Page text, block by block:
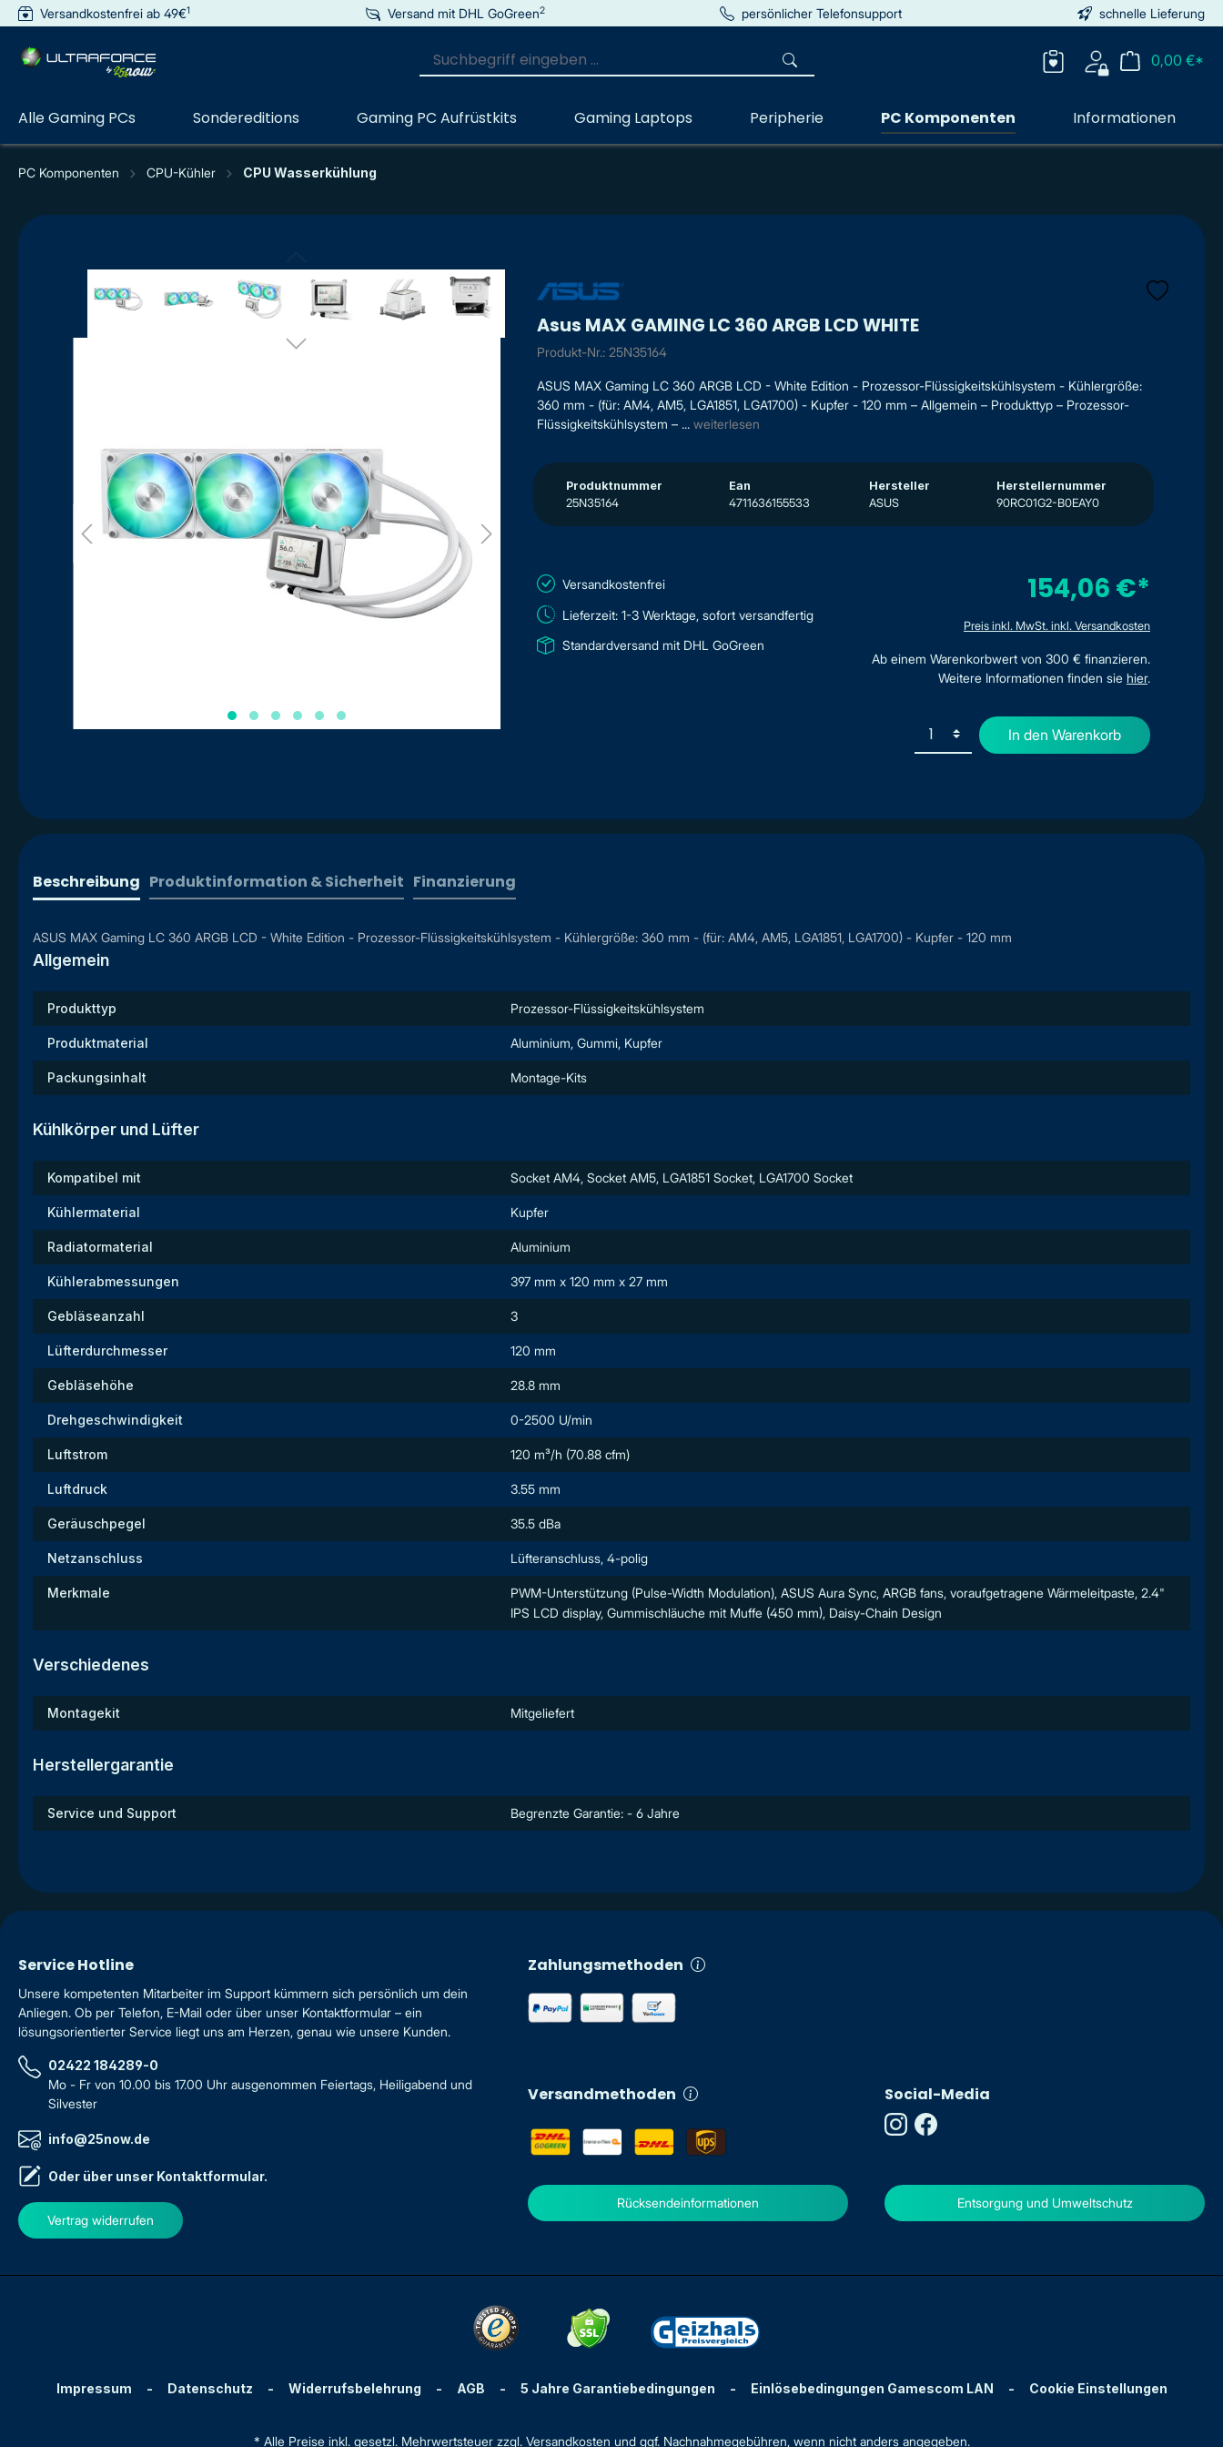
springen Zur Hauptnavigation springen
Versandkostenfrei ab 49€1 Versand mit DHL GoGreen2 persönlicher Telefonsupport schnelle Lieferung
0,00 €*
Alle Gaming PCs Sondereditions Gaming PC Aufrüstkits Gaming Laptops Peripherie PC Komponenten Informationen
PC Komponenten CPU-Kühler CPU Wasserkühlung
Asus MAX GAMING LC 360 ARGB LCD WHITE
Produkt-Nr.: 25N35164
ASUS MAX Gaming LC 360 ARGB LCD - White Edition - Prozessor-Flüssigkeitskühlsystem - Kühlergröße:
360 mm - (für: AM4, AM5, LGA1851, LGA1700) - Kupfer - 120 mm – Allgemein – Produkttyp – Prozessor-
Flüssigkeitskühlsystem – ... weiterlesen
Produktnummer
25N35164
Ean
4711636155533
Hersteller
ASUS
Herstellernummer
90RC01G2-B0EAY0
Versandkostenfrei
Lieferzeit: 1-3 Werktage, sofort versandfertig
Standardversand mit DHL GoGreen
154,06 €*
Preis inkl. MwSt. inkl. Versandkosten
Ab einem Warenkorbwert von 300 € finanzieren.
Weitere Informationen finden sie hier.
In den Warenkorb
Beschreibung Produktinformation & Sicherheit Finanzierung
ASUS MAX Gaming LC 360 ARGB LCD - White Edition - Prozessor-Flüssigkeitskühlsystem - Kühlergröße: 360 mm - (für: AM4, AM5, LGA1851, LGA1700) - Kupfer - 120 mm
Allgemein
Produkttyp Prozessor-Flüssigkeitskühlsystem
Produktmaterial Aluminium, Gummi, Kupfer
Packungsinhalt Montage-Kits
Kühlkörper und Lüfter
Kompatibel mit Socket AM4, Socket AM5, LGA1851 Socket, LGA1700 Socket
Kühlermaterial Kupfer
Radiatormaterial Aluminium
Kühlerabmessungen 397 mm x 120 mm x 27 mm
Gebläseanzahl 3
Lüfterdurchmesser 120 mm
Gebläsehöhe 28.8 mm
Drehgeschwindigkeit 0-2500 U/min
Luftstrom 120 m³/h (70.88 cfm)
Luftdruck 3.55 mm
Geräuschpegel 35.5 dBa
Netzanschluss Lüfteranschluss, 4-polig
Merkmale
PWM-Unterstützung (Pulse-Width Modulation), ASUS Aura Sync, ARGB fans, voraufgetragene Wärmeleitpaste, 2.4"
IPS LCD display, Gummischläuche mit Muffe (450 mm), Daisy-Chain Design
Verschiedenes
Montagekit Mitgeliefert
Herstellergarantie
Service und Support Begrenzte Garantie: - 6 Jahre
Service Hotline
Unsere kompetenten Mitarbeiter im Support kümmern sich persönlich um dein
Anliegen. Ob per Telefon, E-Mail oder über unser Kontaktformular – ein
lösungsorientierter Service liegt uns am Herzen, genau wie unsere Kunden.
02422 184289-0
Mo - Fr von 10.00 bis 17.00 Uhr ausgenommen Feiertags, Heiligabend und
Silvester
info@25now.de
Oder über unser Kontaktformular.
Vertrag widerrufen
Zahlungsmethoden
Versandmethoden
Rücksendeinformationen Entsorgung und Umweltschutz
Social-Media
Impressum - Datenschutz - Widerrufsbelehrung - AGB - 5 Jahre Garantiebedingungen - Einlösebedingungen Gamescom LAN - Cookie Einstellungen
* Alle Preise inkl. gesetzl. Mehrwertsteuer zzgl. Versandkosten und ggf. Nachnahmegebühren, wenn nicht anders angegeben.